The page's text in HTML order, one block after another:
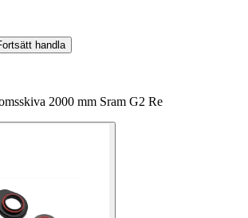
handla
2000 mm Sram G2 Re